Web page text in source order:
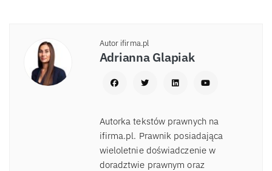
Autor ifirma.pl
Adrianna Glapiak
Autorka tekstów prawnych na
ifirma.pl. Prawnik posiadająca
wieloletnie doświadczenie w
doradztwie prawnym oraz